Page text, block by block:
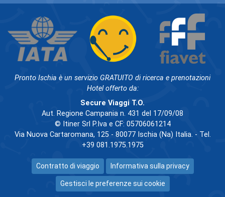
Pronto Ischia è un servizio GRATUITO di ricerca e prenotazioni
Hotel offerto da:
Secure Viaggi T.O.
Aut. Regione Campania n. 431 del 17/09/08
© Itiner Srl P.Iva e CF: 05706061214
Via Nuova Cartaromana, 125 - 80077 Ischia (Na) Italia. - Tel.
+39 081.1975.1975
Contratto di viaggio Informativa sulla privacy
Gestisci le preferenze sui cookie